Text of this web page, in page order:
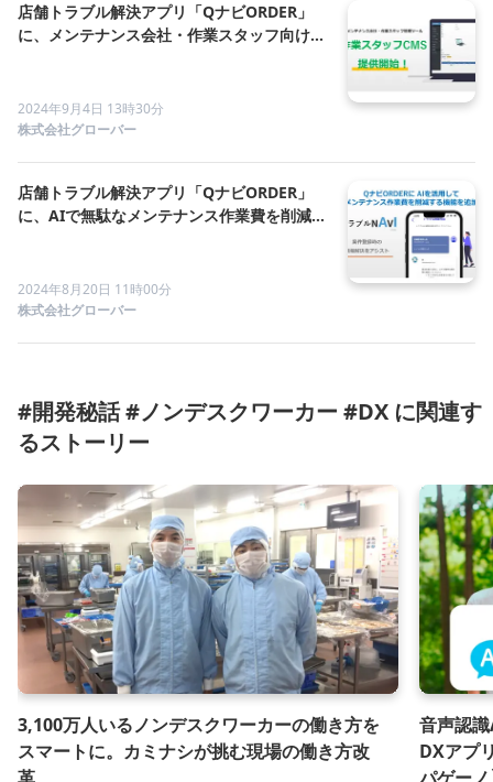
店舗トラブル解決アプリ「QナビORDER」
に、メンテナンス会社・作業スタッフ向けの
2024年9月4日 13時30分
株式会社グローバー
店舗トラブル解決アプリ「QナビORDER」
に、AIで無駄なメンテナンス作業費を削減す
2024年8月20日 11時00分
株式会社グローバー
#開発秘話 #ノンデスクワーカー #DX に関連す
るストーリー
3,100万人いるノンデスクワーカーの働き方を
スマートに。カミナシが挑む現場の働き方改
音声認
DXアプ